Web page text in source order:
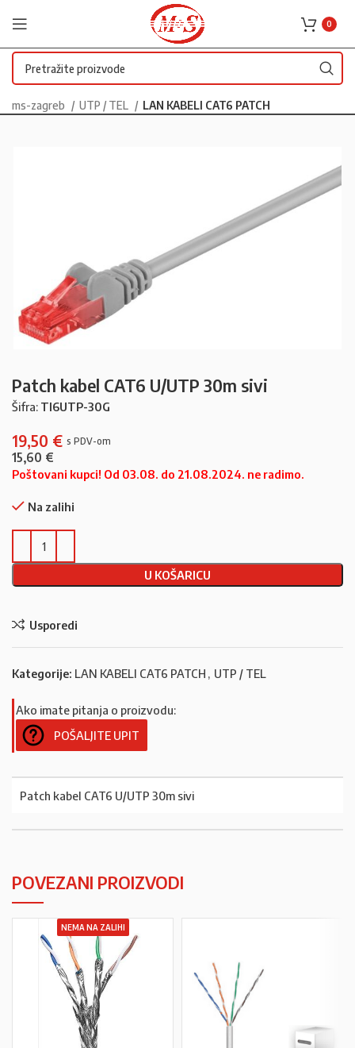
0
ms-zagreb UTP / TEL LAN KABELI CAT6 PATCH
Patch kabel CAT6 U/UTP 30m sivi
Šifra: TI6UTP-30G
19,50 €
15,60 €
Poštovani kupci! Od 03.08. do 21.08.2024. ne radimo.
Na zalihi
U KOŠARICU
Usporedi
Kategorije: LAN KABELI CAT6 PATCH , UTP / TEL
Ako imate pitanja o proizvodu:
POŠALJITE UPIT
Patch kabel CAT6 U/UTP 30m sivi
POVEZANI PROIZVODI
NEMA NA ZALIHI